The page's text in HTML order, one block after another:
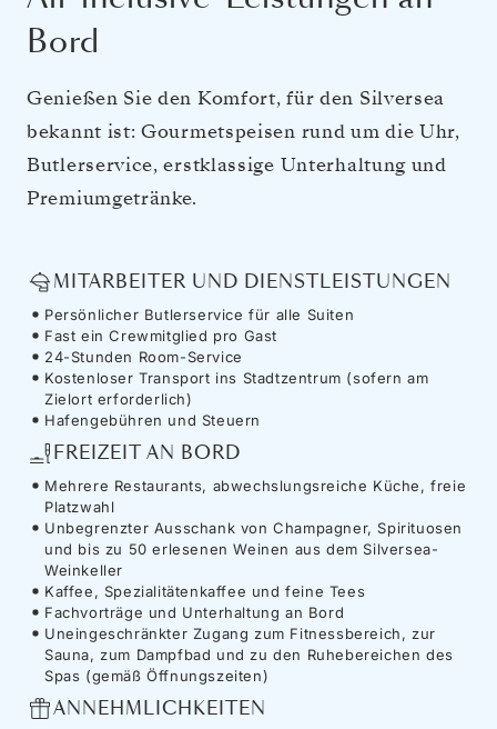
Bord
Genießen Sie den Komfort, für den Silversea
bekannt ist: Gourmetspeisen rund um die Uhr,
Butlerservice, erstklassige Unterhaltung und
Premiumgetränke.
MITARBEITER UND DIENSTLEISTUNGEN
Persönlicher Butlerservice für alle Suiten
Fast ein Crewmitglied pro Gast
24-Stunden Room-Service
Kostenloser Transport ins Stadtzentrum (sofern am
Zielort erforderlich)
Hafengebühren und Steuern
FREIZEIT AN BORD
Mehrere Restaurants, abwechslungsreiche Küche, freie
Platzwahl
Unbegrenzter Ausschank von Champagner, Spirituosen
und bis zu 50 erlesenen Weinen aus dem Silversea-
Weinkeller
Kaffee, Spezialitätenkaffee und feine Tees
Fachvorträge und Unterhaltung an Bord
Uneingeschränkter Zugang zum Fitnessbereich, zur
Sauna, zum Dampfbad und zu den Ruhebereichen des
Spas (gemäß Öffnungszeiten)
ANNEHMLICHKEITEN